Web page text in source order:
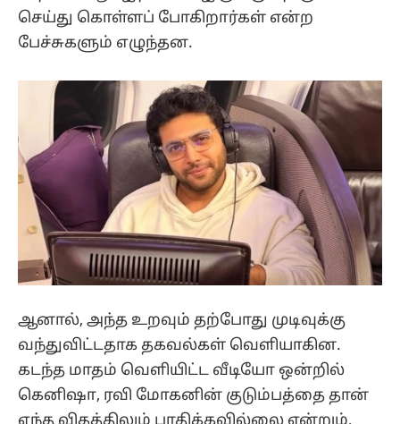
செய்து கொள்ளப் போகிறார்கள் என்ற
பேச்சுகளும் எழுந்தன.
ஆனால், அந்த உறவும் தற்போது முடிவுக்கு
வந்துவிட்டதாக தகவல்கள் வெளியாகின.
கடந்த மாதம் வெளியிட்ட வீடியோ ஒன்றில்
கெனிஷா, ரவி மோகனின் குடும்பத்தை தான்